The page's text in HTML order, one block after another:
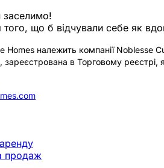
що б відчували себе як
Homes належить компанії Noblesse
зареєстрована в Торговому
продаж